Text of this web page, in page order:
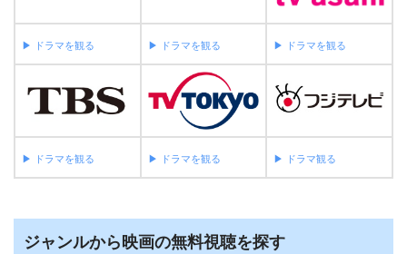
▶︎ ドラマを観る ▶︎ ドラマを観る ▶︎ ドラマを観る
▶︎ ドラマを観る ▶︎ ドラマを観る ▶︎ ドラマ観る
ジャンルから映画の無料視聴を探す